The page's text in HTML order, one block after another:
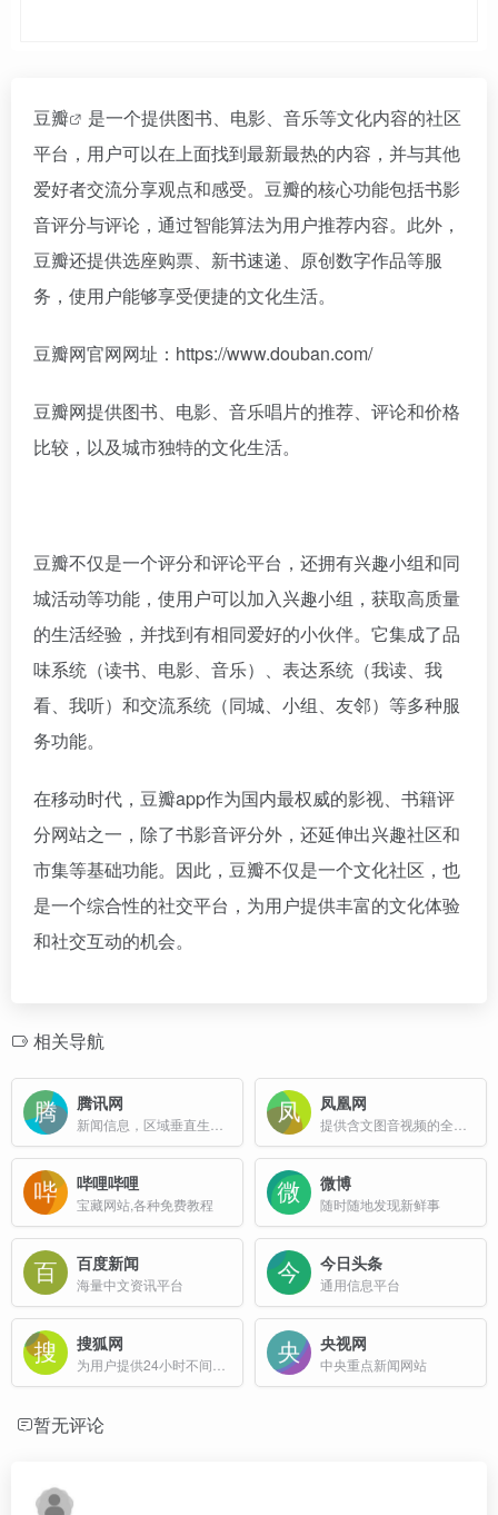
豆瓣
是一个提供图书、电影、音乐等文化内容的社区
平台，用户可以在上面找到最新最热的内容，并与其他
爱好者交流分享观点和感受。豆瓣的核心功能包括书影
音评分与评论，通过智能算法为用户推荐内容。此外，
豆瓣还提供选座购票、新书速递、原创数字作品等服
务，使用户能够享受便捷的文化生活。
豆瓣网官网网址：https://www.douban.com/
豆瓣网提供图书、电影、音乐唱片的推荐、评论和价格
比较，以及城市独特的文化生活。
豆瓣不仅是一个评分和评论平台，还拥有兴趣小组和同
城活动等功能，使用户可以加入兴趣小组，获取高质量
的生活经验，并找到有相同爱好的小伙伴。它集成了品
味系统（读书、电影、音乐）、表达系统（我读、我
看、我听）和交流系统（同城、小组、友邻）等多种服
务功能。
在移动时代，豆瓣app作为国内最权威的影视、书籍评
分网站之一，除了书影音评分外，还延伸出兴趣社区和
市集等基础功能。因此，豆瓣不仅是一个文化社区，也
是一个综合性的社交平台，为用户提供丰富的文化体验
和社交互动的机会。
相关导航
腾讯网 凤凰网
哔哩哔哩
宝藏网站,各种免费教程
微博
随时随地发现新鲜事
百度新闻
海量中文资讯平台
今日头条
通用信息平台
搜狐网 央视网
中央重点新闻网站
暂无评论